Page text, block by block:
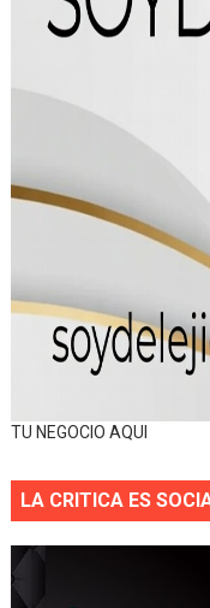
TU NEGOCIO AQUI
LA CRITICA ES